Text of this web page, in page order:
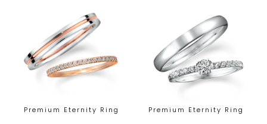
Premium Eternity Ring Premium Eternity Ring